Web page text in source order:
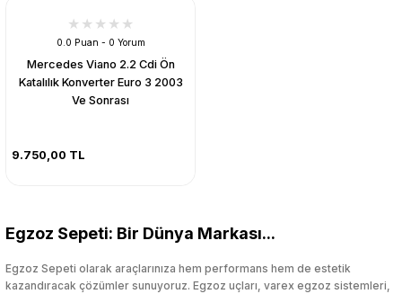
0.0 Puan - 0 Yorum
Mercedes Viano 2.2 Cdi Ön
Katalılık Konverter Euro 3 2003
Ve Sonrası
9.750,00 TL
Egzoz Sepeti: Bir Dünya Markası...
Egzoz Sepeti olarak araçlarınıza hem performans hem de estetik
kazandıracak çözümler sunuyoruz. Egzoz uçları, varex egzoz sistemleri,